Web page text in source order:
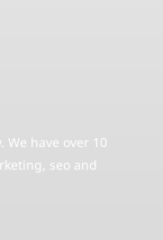
We have over 10
seo and